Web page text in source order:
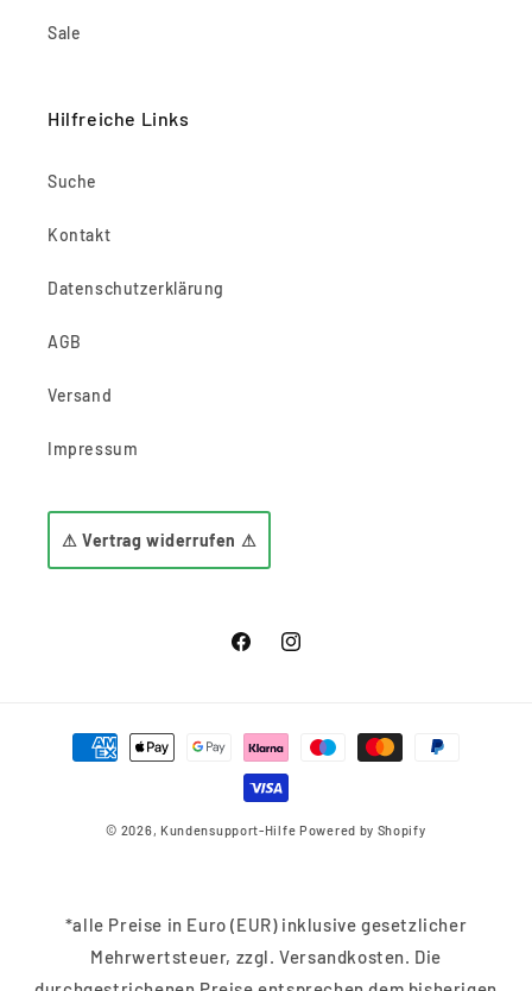
Sale
Hilfreiche Links
Suche
Kontakt
Datenschutzerklärung
AGB
Versand
Impressum
⚠ Vertrag widerrufen ⚠
FacebookInstagram
Zahlungsmethoden
© 2026, Kundensupport-Hilfe Powered by Shopify
*alle Preise in Euro (EUR) inklusive gesetzlicher
Mehrwertsteuer, zzgl. Versandkosten. Die